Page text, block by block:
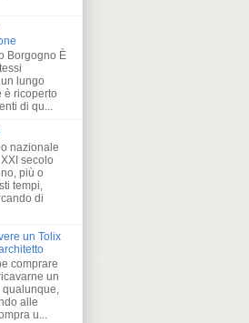
Borgogno È
lungo
è ricoperto
di qu...
nazionale
secolo
più o
tempi,
di
un Tolix
comprare
un
qualunque,
alle
u...